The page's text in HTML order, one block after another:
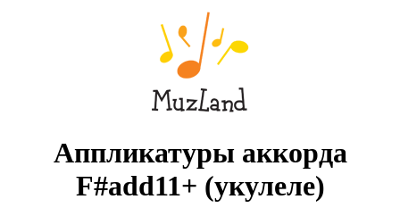
Аппликатуры аккорда
F#add11+ (укулеле)